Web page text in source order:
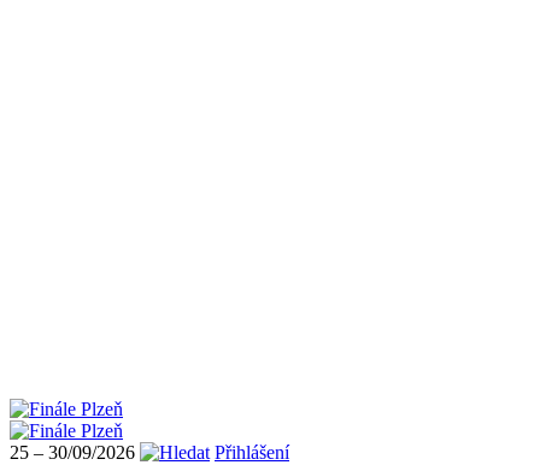
25 – 30/09/2026 Přihlášení